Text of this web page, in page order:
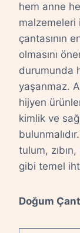
hem anne
malzemeleri
çantasının
olmasını
durumunda
yaşanmaz.
hijyen
kimlik ve
tulum,
gibi temel
Doğum